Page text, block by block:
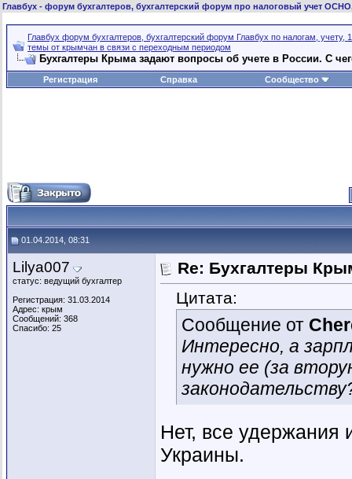
Главбух - форум бухгалтеров, бухгалтерский форум про налоговый учет
Главбух форум бухгалтеров, бухгалтерский форум Главбух по налогам, учету,
темы от крымчан в связи с переходным периодом
Бухгалтеры Крыма задают вопросы об учете в России. C
Регистрация Справка Сообщество
01.04.2014, 08:31
Lilya007
статус: ведущий бухгалтер
Регистрация: 31.03.2014
Адрес: крым
Сообщений: 368
Спасибо: 25
Re: Бухгалтеры
Цитата:
Сообщение от
Интересно, а
нужно ее (за
Нет, все удержания
Украины.